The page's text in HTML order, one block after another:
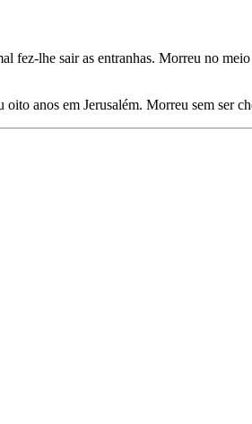
fez-lhe sair as entranhas. Morreu no
anos em Jerusalém. Morreu sem ser